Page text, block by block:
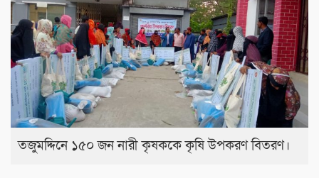
তজুমদ্দিনে ১৫০ জন নারী কৃষককে কৃষি উপকরণ বিতরণ।